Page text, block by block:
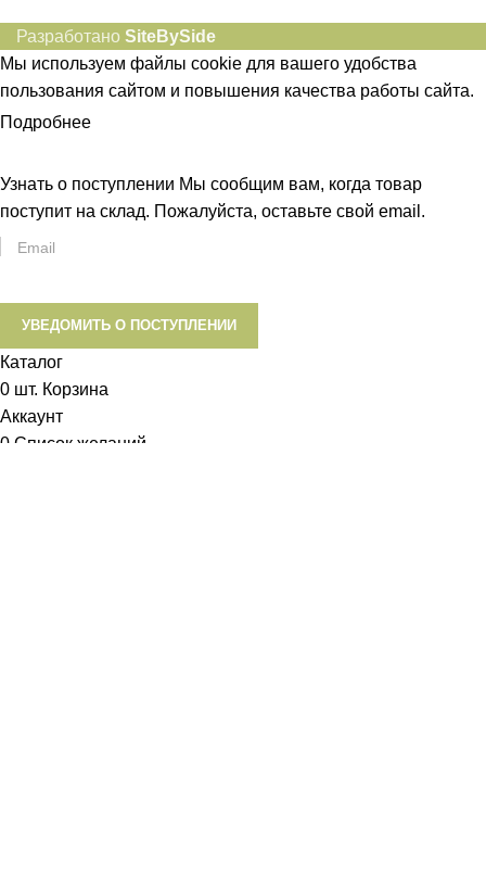
Разработано SiteBySide
Мы используем файлы cookie для вашего удобства
пользования сайтом и повышения качества работы сайта.
Подробнее
Узнать о поступлении Мы сообщим вам, когда товар
поступит на склад. Пожалуйста, оставьте свой email.
УВЕДОМИТЬ О ПОСТУПЛЕНИИ
Каталог
0 шт. Корзина
Аккаунт
0 Список желаний